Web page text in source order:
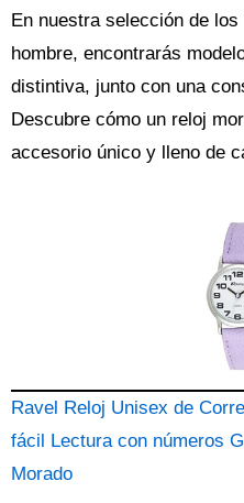
En nuestra selección de
hombre, encontrarás
distintiva, junto con una
Descubre cómo un reloj
accesorio único y lleno de
Ravel Reloj Unisex de
fácil Lectura con números
Morado